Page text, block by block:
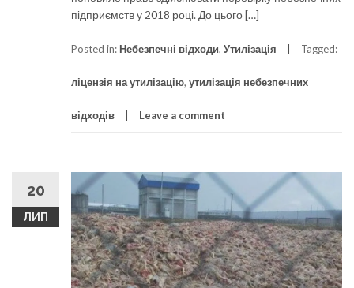
підприємств у 2018 році. До цього […]
Posted in: Небезпечні відходи, Утилізація Tagged:
ліцензія на утилізацію, утилізація небезпечних
відходів Leave a comment
20
ЛИП